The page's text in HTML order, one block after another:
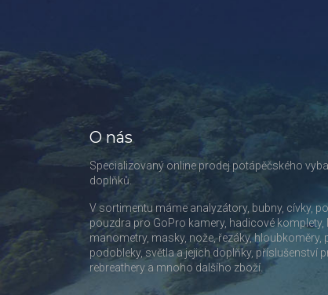
O nás
Specializovaný online prodej potápěčského
doplňků.
V sortimentu máme analyzátory, bubny, cívky,
pouzdra pro GoPro kamery, hadicové komplety,
manometry, masky, nože, řezáky, hloubkoměry,
podobleky, světla a jejich doplňky, příslušenství
rebreathery a mnoho dalšího zboží.